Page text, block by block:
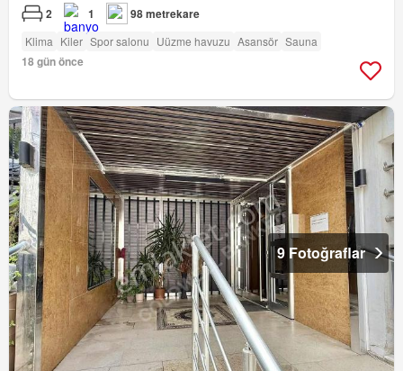
2 1 98 metrekare
Klima Kiler Spor salonu Uüzme havuzu Asansör Sauna
18 gün önce
9 Fotoğraflar